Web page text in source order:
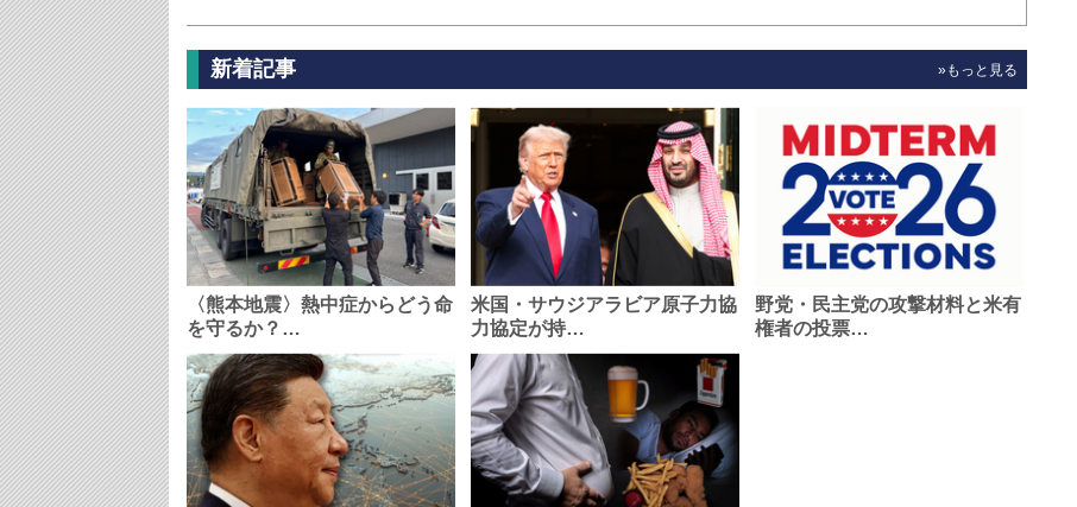
新着記事 »もっと見る
〈熊本地震〉熱中症からどう命
を守るか？…
米国・サウジアラビア原子力協
力協定が持…
野党・民主党の攻撃材料と米有
権者の投票…